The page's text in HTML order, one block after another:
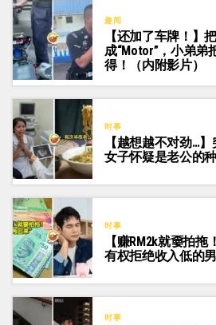
趣闻
【还加了车牌！】
成“Motor”，小弟弟
得！（内附影片）
时事
【越想越不对劲…
女子怀疑是老公的种
时事
【赚RM2k就嫑拍
有权拒绝收入低的
时事